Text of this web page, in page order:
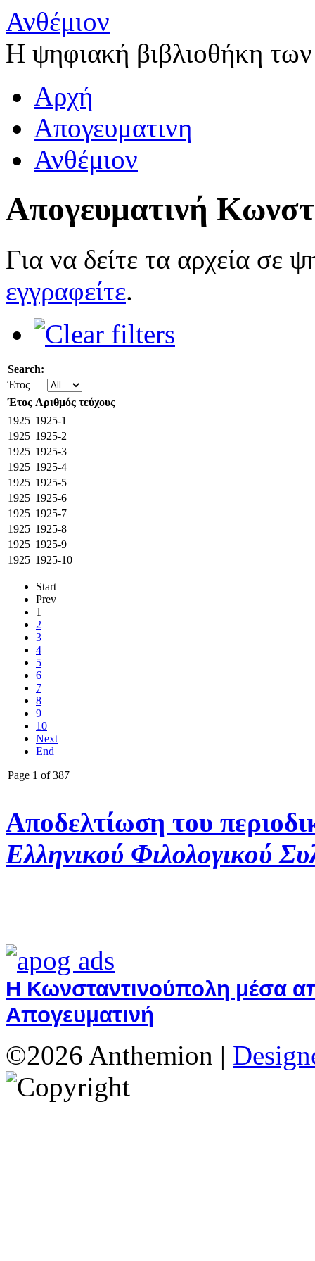
Ανθέμιον
Η ψηφιακή βιβλιοθήκη
Αρχή
Απογευματινη
Ανθέμιον
Απογευματινή
Για να δείτε τα αρχεία σε
εγγραφείτε.
Search:
Έτος
Start
Prev
1
2
3
4
5
6
7
8
9
10
Next
End
Page 1 of 387
Έτος Αριθμός τεύχους
1925 1925-1
1925 1925-2
1925 1925-3
1925 1925-4
1925 1925-5
1925 1925-6
1925 1925-7
1925 1925-8
1925 1925-9
1925 1925-10
Αποδελτίωση του
Ελληνικού Φιλολογικού
Η Κωνσταντινούπολη μέσα
Απογευματινή
©2026 Anthemion |